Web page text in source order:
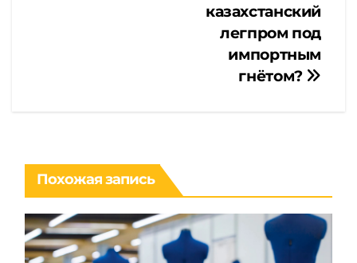
казахстанский
легпром под
импортным
гнётом?
Похожая запись